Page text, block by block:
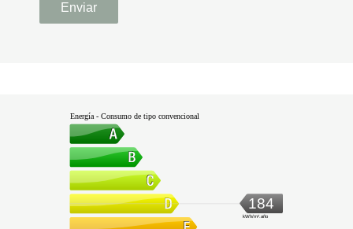
Enviar
Energía - Consumo de tipo convencional
184
kWh/m².año